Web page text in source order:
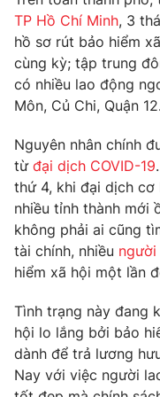
Photo
Video
VTV Sức khoẻ
Thị trường 24h
VTV9
Liên hệ tòa soạn
TP Hồ Chí Minh, 3
hồ sơ rút bảo hiểm
cùng kỳ; tập trung
có nhiều lao động
Môn, Củ Chi, Quận
Nguyên nhân chính
từ đại dịch COVID-19
thứ 4, khi đại dịch
nhiều tỉnh thành mới
không phải ai cũng
tài chính, nhiều
hiểm xã hội một lần
Tình trạng này đang
hội lo lắng bởi bảo
dành để trả lương
Nay với việc người